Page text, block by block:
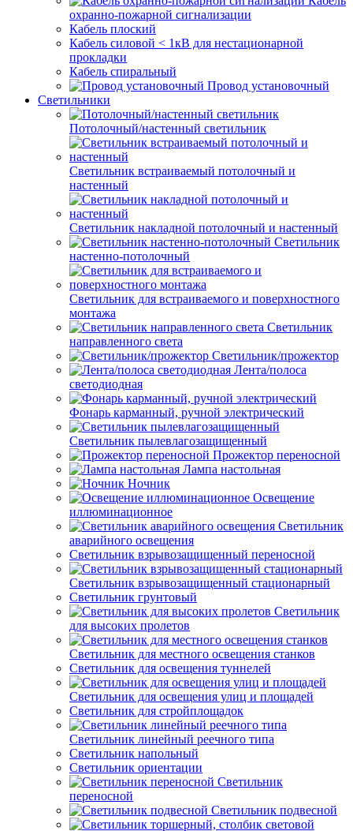
охранно-пожарной сигнализации
Кабель плоский
Кабель силовой < 1кВ для нестационарной
прокладки
Кабель спиральный
Провод установочный
Светильники
Потолочный/настенный светильник
Светильник встраиваемый потолочный и
настенный
Светильник накладной потолочный и настенный
Светильник
настенно-потолочный
Светильник для встраиваемого и поверхностного
монтажа
Светильник
направленного света
Светильник/прожектор
Лента/полоса
светодиодная
Фонарь карманный, ручной электрический
Светильник пылевлагозащищенный
Прожектор переносной
Лампа настольная
Ночник
Освещение
иллюминационное
Светильник
аварийного освещения
Светильник взрывозащищенный переносной
Светильник взрывозащищенный стационарный
Светильник грунтовый
Светильник
для высоких пролетов
Светильник для местного освещения станков
Светильник для освещения туннелей
Светильник для освещения улиц и площадей
Светильник для стройплощадок
Светильник линейный реечного типа
Светильник напольный
Светильник ориентации
Светильник
переносной
Светильник подвесной